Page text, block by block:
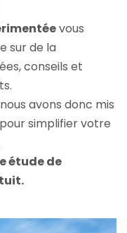
vous
sur de la
conseils et
avons donc mis
simplifier votre
étude de